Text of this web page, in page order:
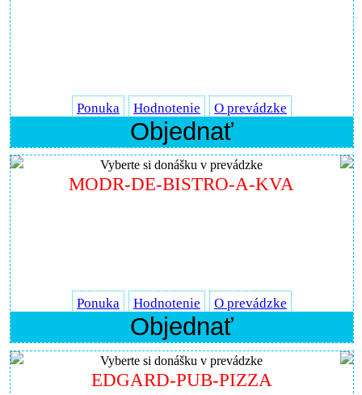
Ponuka Hodnotenie O prevádzke
Objednať
Vyberte si donášku v prevádzke
MODR-DE-BISTRO-A-KVA
Ponuka Hodnotenie O prevádzke
Objednať
Vyberte si donášku v prevádzke
EDGARD-PUB-PIZZA